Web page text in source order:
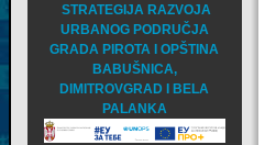
STRATEGIJA RAZVOJA
URBANOG PODRUČJA
GRADA PIROTA I OPŠTINA
BABUŠNICA,
DIMITROVGRAD I BELA
PALANKA